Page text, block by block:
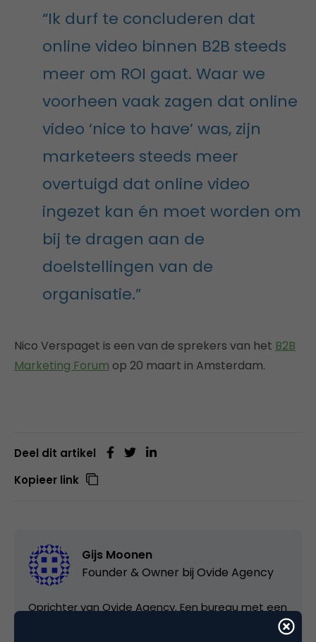
“Ik durf te concluderen dat
online video binnen B2B steeds
meer om ROI gaat. Waar we
voorheen vaak zagen dat online
video ‘nice to have’ was, zijn
marketeers steeds meer
overtuigd dat online video
ingezet kan én moet worden om
bij te dragen aan de
doelstellingen van de
organisatie.”
Nico Verspaget is een van de sprekers van het B2B
Marketing Forum op 20 maart in Amsterdam.
Deel dit artikel
Kopieer link
Gijs Moonen
Founder & Owner bij Ovide Agency
Oprichter van Ovide Agency. Een bureau met een